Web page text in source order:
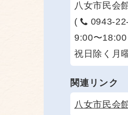
八女市民会
(
0943-
9:00〜18:00
祝日除く月
関連リンク
八女市民会